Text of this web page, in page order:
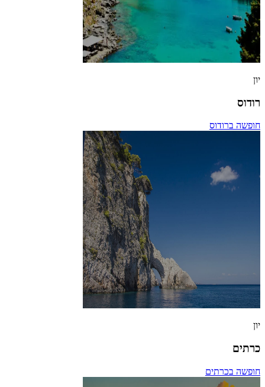
יון
רודוס
חופשה ברודוס
יון
כרתים
חופשה בכרתים